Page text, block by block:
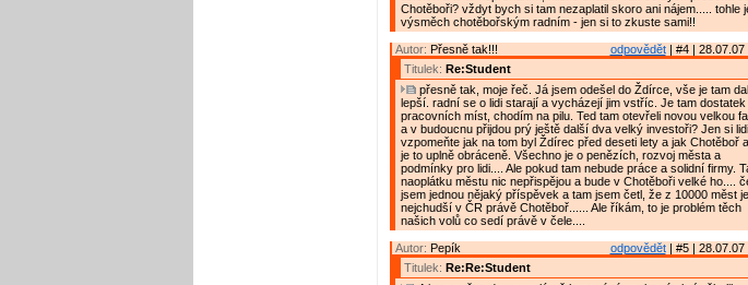
Chotěboři? vždyt bych si tam nezaplatil skoro ani nájem..... tohle
výsměch chotěbořským radním - jen si to zkuste sami!!
odpovědět| #4 | 28.07.07
Autor: Přesně tak!!!
Titulek: Re:Student
přesně tak, moje řeč. Já jsem odešel do Ždírce, vše je tam
lepší. radní se o lidi starají a vycházejí jim vstříc. Je tam dostatek
pracovních míst, chodím na pilu. Ted tam otevřeli novou velkou
a v budoucnu přijdou prý ještě další dva velký investoři? Jen si lidi
vzpomeňte jak na tom byl Ždírec před deseti lety a jak Chotěboř
je to uplně obráceně. Všechno je o penězích, rozvoj města a
podmínky pro lidi.... Ale pokud tam nebude práce a solidní firmy.
naoplátku městu nic nepřispějou a bude v Chotěboři velké ho....
jsem jednou nějaký příspěvek a tam jsem četl, že z 10000 měst je
nejchudší v ČR právě Chotěboř...... Ale říkám, to je problém těch
našich volů co sedí právě v čele....
odpovědět| #5 | 28.07.07
Autor: Pepík
Titulek: Re:Re:Student